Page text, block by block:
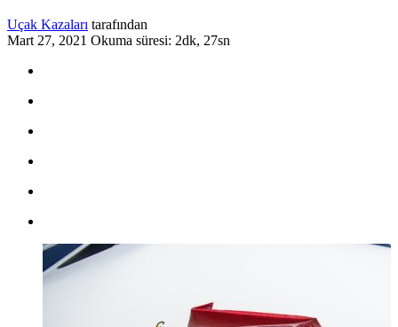
Uçak Kazaları tarafından
Mart 27, 2021 Okuma süresi: 2dk, 27sn